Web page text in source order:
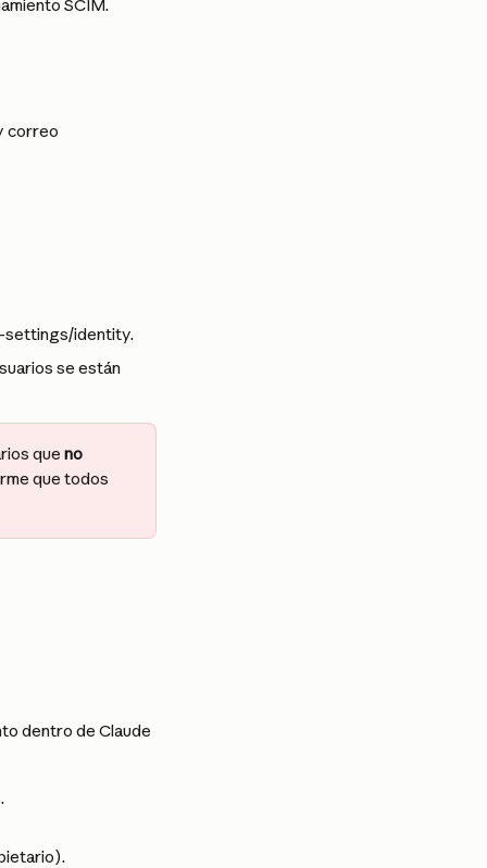
SCIM.
correo
settings/identity.
se están
que no
que todos
dentro de Claude